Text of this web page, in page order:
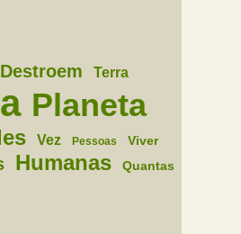
Destroem Terra
Planeta
Vez Pessoas Viver
Humanas Quantas